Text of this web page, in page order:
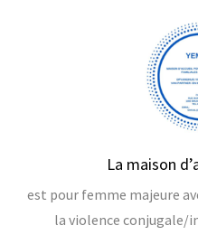
La maison
est pour femme majeure
la violence conjugale/